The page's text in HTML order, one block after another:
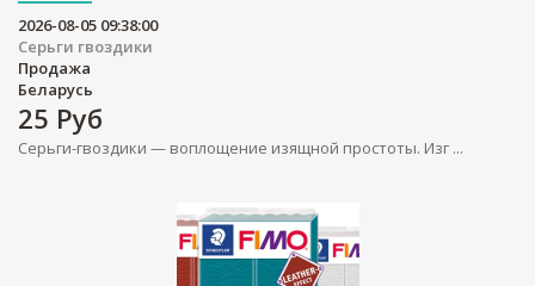
2026-08-05 09:38:00
Серьги гвоздики
Продажа
Беларусь
25 Руб
Серьги-гвоздики — воплощение изящной простоты. Изг ...